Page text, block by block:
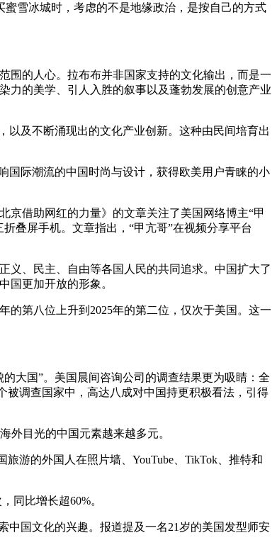
雪冰城时，考虑的不是地缘政治，是按自己的方式
的人心。拉布布并非国家支持的文化输出，而是一
力的美学、引人入胜的叙事以及蓬勃发展的创意产业
及不断涌现出的文化产业创新。这种由民间培育出
际潮流的中国时尚与设计，获得欧美用户青睐的小
借助网红的力量》的文章关注了美国网络博主“甲
叠屏手机。文章指出，“甲亢哥”在视频分享平台
、民主、自由等各国人民的共同追求。中国扩大了
国更加开放的形象。
第八位上升到2025年的第二位，仅次于美国。这一
大国”。美国晨间咨询公司的调查结果更为吸睛：全
被调查国家中，高达八成对中国持更积极看法，引得
目光的中国元素越来越多元。
游的外国人在照片墙、YouTube、TikTok、推特和
同比增长超60%。
国文化的兴趣。报道提及一名21岁的美国发型师安